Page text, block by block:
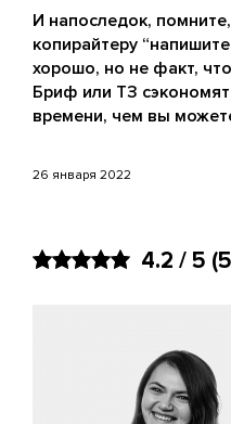
И напоследок,
копирайтеру
хорошо, но не факт,
Бриф или ТЗ
времени, чем вы
26 января 2022
4.2 / 5